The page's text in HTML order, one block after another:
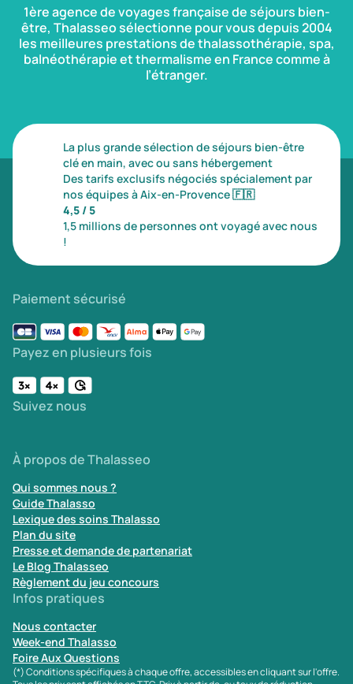
1ère agence de voyages française de séjours bien-
être, Thalasseo sélectionne pour vous depuis 2004
les meilleures prestations de thalassothérapie, spa,
balnéothérapie et thermalisme en France comme à
l’étranger.
La plus grande sélection de séjours bien-être
clé en main, avec ou sans hébergement
Des tarifs exclusifs négociés spécialement par
nos équipes à Aix-en-Provence🇫🇷
4,5 / 5
1,5 millions de personnes ont voyagé avec nous
!
Paiement sécurisé
Payez en plusieurs fois
Suivez nous
À propos de Thalasseo
Qui sommes nous ?
Guide Thalasso
Lexique des soins Thalasso
Plan du site
Presse et demande de partenariat
Le Blog Thalasseo
Règlement du jeu concours
Infos pratiques
Nous contacter
Week-end Thalasso
Foire Aux Questions
(*) Conditions spécifiques à chaque offre, accessibles en cliquant sur l'offre.